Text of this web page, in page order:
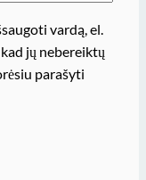
vardą, el.
jų nebereiktų
parašyti